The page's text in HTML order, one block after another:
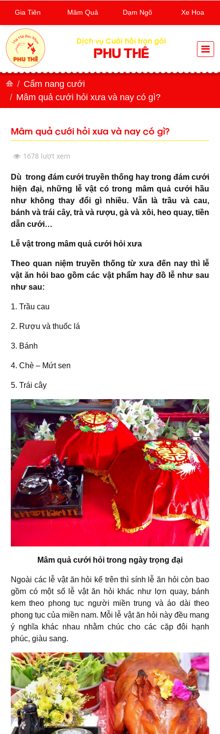
Dịch vụ Cưới hỏi trọn gói
PHU THÊ
Cẩm nang cưới
Mâm quả cưới hỏi xưa và nay có gì?
Mâm quả cưới hỏi xưa và nay có gì?
1678 lượt xem
Dù trong đám cưới truyền thống hay trong đám cưới
hiện đại, những lễ vật có trong mâm quả cưới hầu
như không thay đổi gì nhiều. Vẫn là trầu và cau,
bánh và trái cây, trà và rượu, gà và xôi, heo quay, tiền
dẫn cưới…
Lễ vật trong mâm quả cưới hỏi xưa
Theo quan niệm truyền thống từ xưa đến nay thì lễ
vật ăn hỏi bao gồm các vật phẩm hay đồ lễ như sau
như sau:
1. Trầu cau
2. Rượu và thuốc lá
3. Bánh
4. Chè – Mứt sen
5. Trái cây
Mâm quả cưới hỏi trong ngày trọng đại
Ngoài các lễ vật ăn hỏi kể trên thì sính lễ ăn hỏi còn bao
gồm có một số lễ vật ăn hỏi khác như lợn quay, bánh
kem theo phong tục người miền trung và áo dài theo
phong tục của miền nam. Mỗi lễ vật ăn hỏi này đều mang
ý nghĩa khác nhau nhằm chúc cho các cặp đôi hạnh
phúc, giàu sang.
Gia Tiên Mâm Quả Dạm Ngõ Xe Hoa